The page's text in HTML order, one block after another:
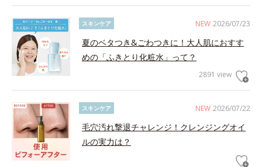
NEW 2026/07/23
スキンケア
夏のベタつき&ごわつきに！大人肌におすす
めの「ふきとり化粧水」って？
2891 view
NEW 2026/07/22
スキンケア
毛穴汚れ撃退チャレンジ！クレンジングオイ
ルの実力は？